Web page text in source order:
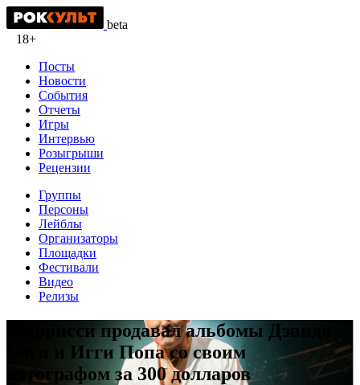
beta
18+
Посты
Новости
События
Отчеты
Игры
Интервью
Розыгрыши
Рецензии
Группы
Персоны
Лейблы
Организаторы
Площадки
Фестивали
Видео
Релизы
Моррисси продавал альбомы Дэвида
Боуи и Игги Попа со своим
автографом за 300 долларов